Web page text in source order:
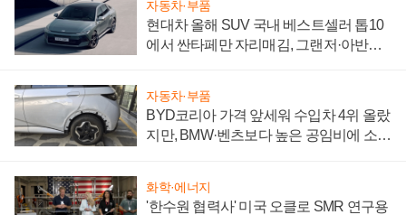
자동차·부품
현대차 올해 SUV 국내 베스트셀러 톱10
에서 싼타페만 자리매김, 그랜저·아반떼
자동차·부품
BYD코리아 가격 앞세워 수입차 4위 올랐
지만, BMW·벤츠보다 높은 공임비에 소비
화학·에너지
'한수원 협력사' 미국 오클로 SMR 연구용